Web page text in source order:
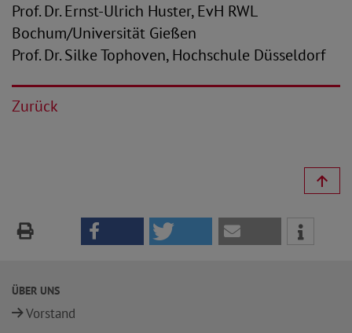
Prof. Dr. Ernst-Ulrich Huster, EvH RWL
Bochum/Universität Gießen
Prof. Dr. Silke Tophoven, Hochschule Düsseldorf
Zurück
ÜBER UNS
Vorstand